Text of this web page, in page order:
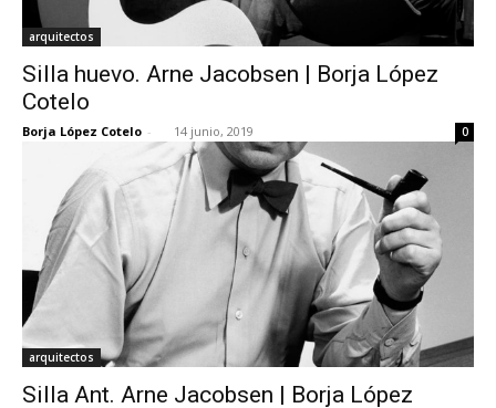
arquitectos
Silla huevo. Arne Jacobsen | Borja López
Cotelo
Borja López Cotelo - 14 junio, 2019 0
arquitectos
Silla Ant. Arne Jacobsen | Borja López